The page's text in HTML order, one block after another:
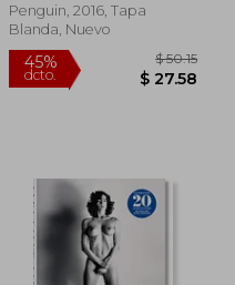
45%
dcto. $
Penguin, 2016, Tapa
Blanda, Nuevo